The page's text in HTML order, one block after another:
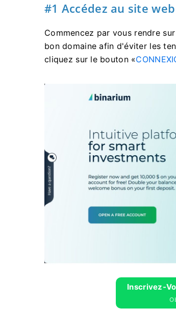
#1 Accédez au site
Commencez par vous rendre sur
bon domaine afin d'éviter les
cliquez sur le bouton «
Inscrivez-